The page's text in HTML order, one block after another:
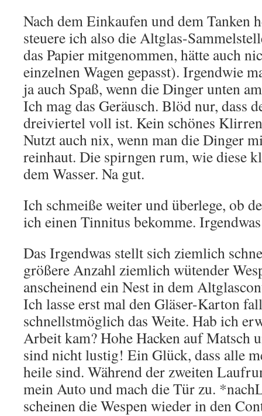
Nach dem Einkaufen und dem Tanken
steuere ich also die Altglas-
das Papier mitgenommen, hätte auch
einzelnen Wagen gepasst). Irgendwie
ja auch Spaß, wenn die Dinger unten
Ich mag das Geräusch. Blöd nur, dass
dreiviertel voll ist. Kein schönes
Nutzt auch nix, wenn man die Dinger
reinhaut. Die spirngen rum, wie diese
dem Wasser. Na gut.
Ich schmeiße weiter und überlege, ob
ich einen Tinnitus bekomme.
Das Irgendwas stellt sich ziemlich
größere Anzahl ziemlich wütender
anscheinend ein Nest in dem
Ich lasse erst mal den Gläser-Karton
schnellstmöglich das Weite. Hab ich
Arbeit kam? Hohe Hacken auf Matsch
sind nicht lustig! Ein Glück, dass alle
heile sind. Während der zweiten
mein Auto und mach die Tür zu.
scheinen die Wespen wieder in den